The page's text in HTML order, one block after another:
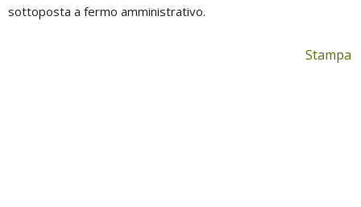
sottoposta a fermo amministrativo.
Stampa